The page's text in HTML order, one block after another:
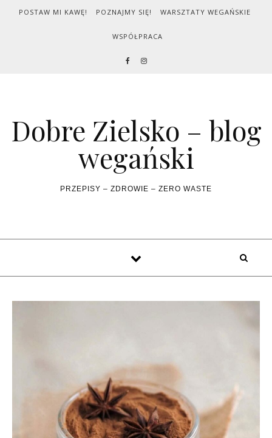
Skip to content
POSTAW MI KAWĘ! POZNAJMY SIĘ! WARSZTATY WEGAŃSKIE
WSPÓŁPRACA
Dobre Zielsko – blog
wegański
PRZEPISY – ZDROWIE – ZERO WASTE